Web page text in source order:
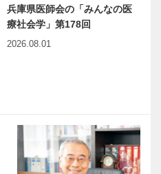
兵庫県医師会の「みんなの医
療社会学」第178回
2026.08.01